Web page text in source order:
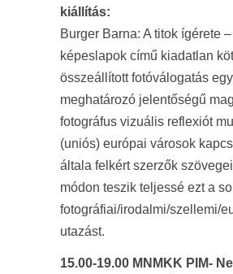
kiállítás:
Burger Barna: A titok ígérete
képeslapok című kiadatlan
összeállított fotóválogatás egy
meghatározó jelentőségű
fotográfus vizuális reflexiót
(uniós) európai városok
általa felkért szerzők
módon teszik teljessé ezt a
fotográfiai/irodalmi/szellemi/
utazást.
15.00-19.00 MNMKK PIM-